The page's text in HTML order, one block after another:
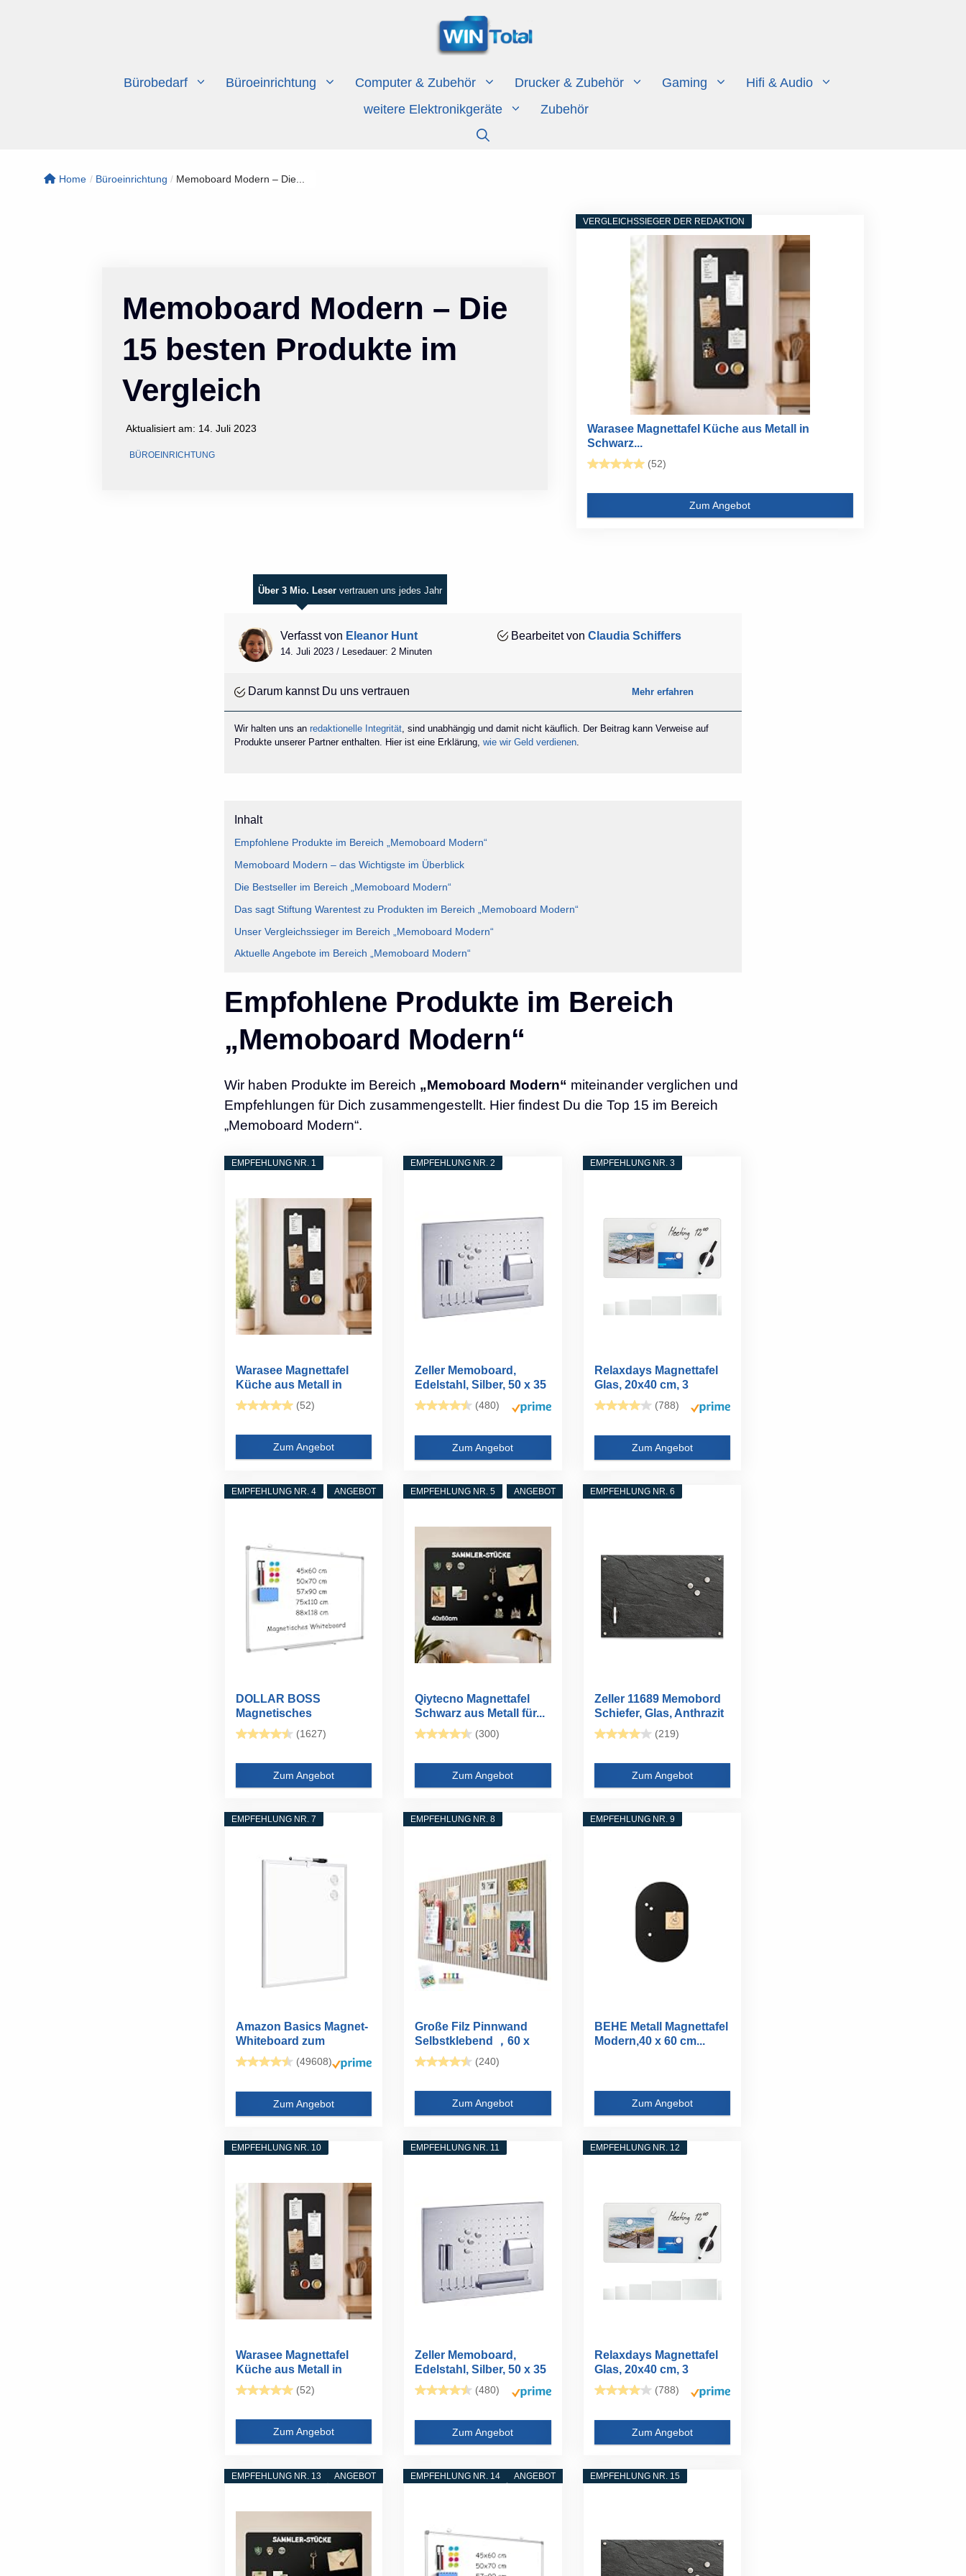
Bürobedarf Büroeinrichtung Computer & Zubehör Drucker & Zubehör Gaming
Hifi & Audio
weitere Elektronikgeräte
Zubehör
Home / Büroeinrichtung / Memoboard Modern – Die...
Memoboard Modern – Die
15 besten Produkte im
Vergleich
Aktualisiert am: 14. Juli 2023
BÜROEINRICHTUNG
VERGLEICHSSIEGER DER REDAKTION
Warasee Magnettafel Küche aus Metall in
Schwarz...
(52)
Zum Angebot
Über 3 Mio. Leser vertrauen uns jedes Jahr
Verfasst von Eleanor Hunt
14. Juli 2023 / Lesedauer: 2 Minuten
Bearbeitet von Claudia Schiffers
Darum kannst Du uns vertrauen Mehr erfahren
Wir halten uns anredaktionelle Integrität, sind unabhängig und damit nicht käuflich. Der Beitrag kann Verweise auf
Produkte unserer Partner enthalten. Hier ist eine Erklärung,wie wir Geld verdienen.
Inhalt
Empfohlene Produkte im Bereich „Memoboard Modern“
Memoboard Modern – das Wichtigste im Überblick
Die Bestseller im Bereich „Memoboard Modern“
Das sagt Stiftung Warentest zu Produkten im Bereich „Memoboard Modern“
Unser Vergleichssieger im Bereich „Memoboard Modern“
Aktuelle Angebote im Bereich „Memoboard Modern“
Empfohlene Produkte im Bereich
„Memoboard Modern“
Wir haben Produkte im Bereich „Memoboard Modern“ miteinander verglichen und
Empfehlungen für Dich zusammengestellt. Hier findest Du die Top 15 im Bereich
„Memoboard Modern“.
EMPFEHLUNG NR. 1
Warasee Magnettafel
Küche aus Metall in
Schwarz...
(52)
Zum Angebot
EMPFEHLUNG NR. 2
Zeller Memoboard,
Edelstahl, Silber, 50 x 35
x...
(480)
Zum Angebot
EMPFEHLUNG NR. 3
Relaxdays Magnettafel
Glas, 20x40 cm, 3
Magneten...
(788)
Zum Angebot
ANGEBOT
EMPFEHLUNG NR. 4
DOLLAR BOSS
Magnetisches
Whiteboard, 50X70CM...
(1627)
Zum Angebot
ANGEBOT
EMPFEHLUNG NR. 5
Qiytecno Magnettafel
Schwarz aus Metall für...
(300)
Zum Angebot
EMPFEHLUNG NR. 6
Zeller 11689 Memobord
Schiefer, Glas, Anthrazit
(219)
Zum Angebot
EMPFEHLUNG NR. 7
Amazon Basics Magnet-
Whiteboard zum
Abwischen...
(49608)
Zum Angebot
EMPFEHLUNG NR. 8
Große Filz Pinnwand
Selbstklebend ，60 x
40cm...
(240)
Zum Angebot
EMPFEHLUNG NR. 9
BEHE Metall Magnettafel
Modern,40 x 60 cm...
Zum Angebot
EMPFEHLUNG NR. 10
Warasee Magnettafel
Küche aus Metall in
Schwarz...
(52)
Zum Angebot
EMPFEHLUNG NR. 11
Zeller Memoboard,
Edelstahl, Silber, 50 x 35
x...
(480)
Zum Angebot
EMPFEHLUNG NR. 12
Relaxdays Magnettafel
Glas, 20x40 cm, 3
Magneten...
(788)
Zum Angebot
ANGEBOT
EMPFEHLUNG NR. 13 ANGEBOT
EMPFEHLUNG NR. 14 EMPFEHLUNG NR. 15